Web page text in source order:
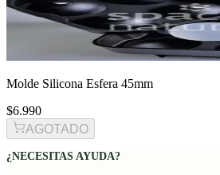
Molde Silicona Esfera 45mm
$6.990
AGOTADO
¿NECESITAS AYUDA?